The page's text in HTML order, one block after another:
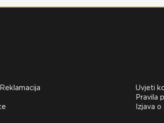
Uvjeti
Pravila
Izjava o